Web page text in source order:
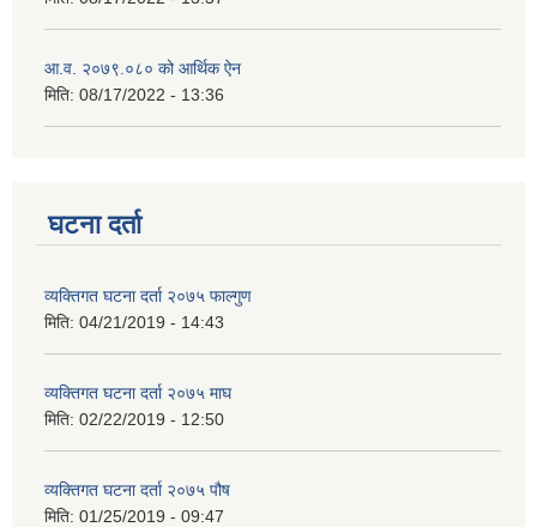
आ.व. २०७९.०८० को आर्थिक ऐन
मिति: 08/17/2022 - 13:36
घटना दर्ता
व्यक्तिगत घटना दर्ता २०७५ फाल्गुण
मिति: 04/21/2019 - 14:43
व्यक्तिगत घटना दर्ता २०७५ माघ
मिति: 02/22/2019 - 12:50
व्यक्तिगत घटना दर्ता २०७५ पौष
मिति: 01/25/2019 - 09:47